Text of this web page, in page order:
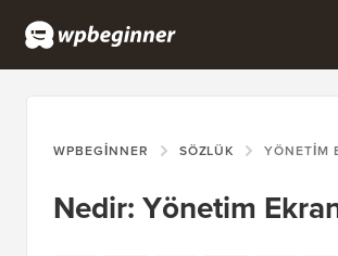
WPBEGINNER SÖZLÜK YÖNETIM
Nedir: Yönetim